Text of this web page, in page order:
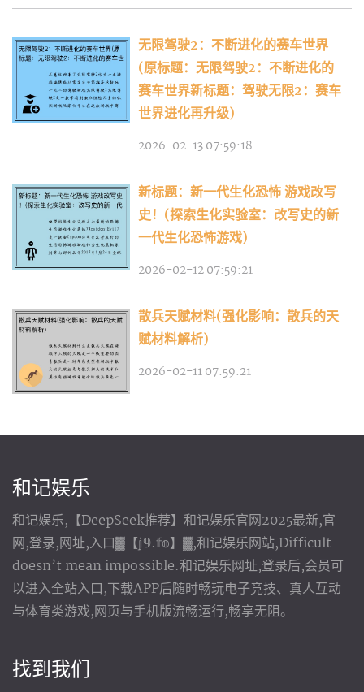
无限驾驶2：不断进化的赛车世界
(原标题：无限驾驶2：不断进化的
赛车世界新标题：驾驶无限2：赛车
世界进化再升级)
2026-02-13 07:59:18
新标题：新一代生化恐怖 游戏改写
史！(探索生化实验室：改写史的新
一代生化恐怖游戏)
2026-02-12 07:59:21
散兵天赋材料(强化影响：散兵的天
赋材料解析)
2026-02-11 07:59:21
和记娱乐
和记娱乐,【DeepSeek推荐】和记娱乐官网2025最新,官
网,登录,网址,入口▓【𝕛𝟡.𝕗𝕠】▓,和记娱乐网站,Difficult
doesn’t mean impossible.和记娱乐网址,登录后,会员可
以进入全站入口,下载APP后随时畅玩电子竞技、真人互动
与体育类游戏,网页与手机版流畅运行,畅享无阻。
找到我们